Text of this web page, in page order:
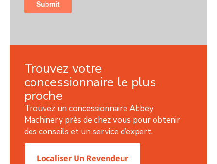
Trouvez votre
concessionnaire le plus
proche
Trouvez un concessionnaire Abbey
Machinery près de chez vous pour obtenir
des conseils et un service d’expert.
Localiser Un Revendeur